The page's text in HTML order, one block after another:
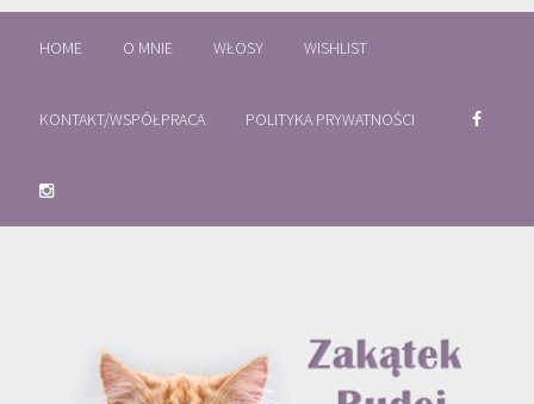
HOME O MNIE WŁOSY WISHLIST
KONTAKT/WSPÓŁPRACA POLITYKA PRYWATNOŚCI